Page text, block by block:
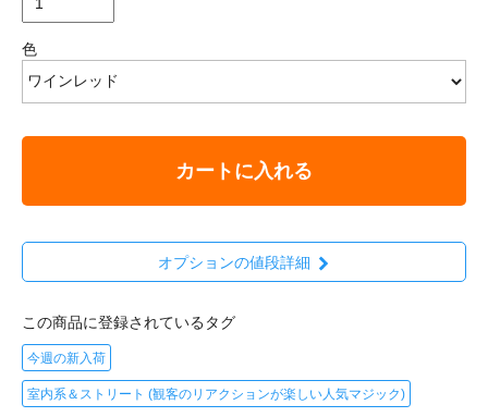
色
カートに入れる
オプションの値段詳細
この商品に登録されているタグ
今週の新入荷
室内系＆ストリート (観客のリアクションが楽しい人気マジック)